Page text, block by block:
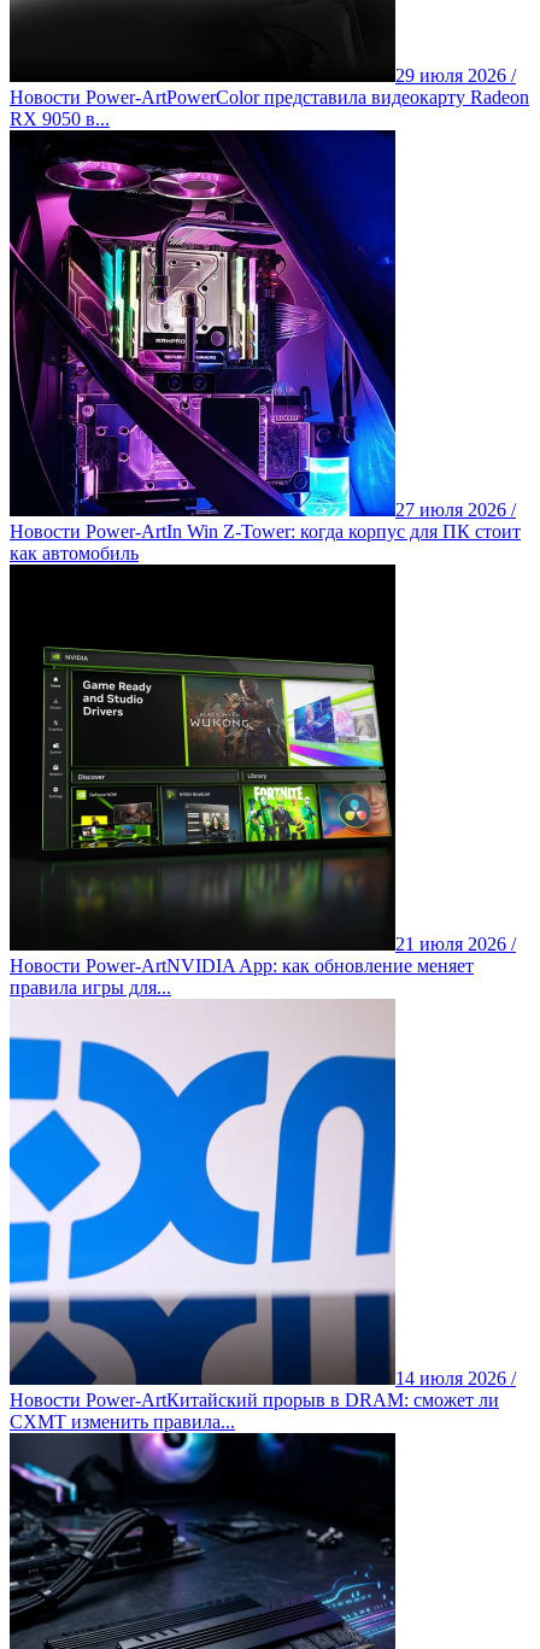
29 июля 2026 /
Новости Power-ArtPowerColor представила видеокарту Radeon
RX 9050 в...
27 июля 2026 /
Новости Power-ArtIn Win Z-Tower: когда корпус для ПК стоит
как автомобиль
21 июля 2026 /
Новости Power-ArtNVIDIA App: как обновление меняет
правила игры для...
14 июля 2026 /
Новости Power-ArtКитайский прорыв в DRAM: сможет ли
CXMT изменить правила...